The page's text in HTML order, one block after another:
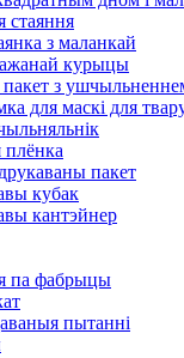
стаяння
з маланкай
курыцы
з
для маскі для
плёнка
пакет
кубак
кантэйнер
па фабрыцы
пытанні